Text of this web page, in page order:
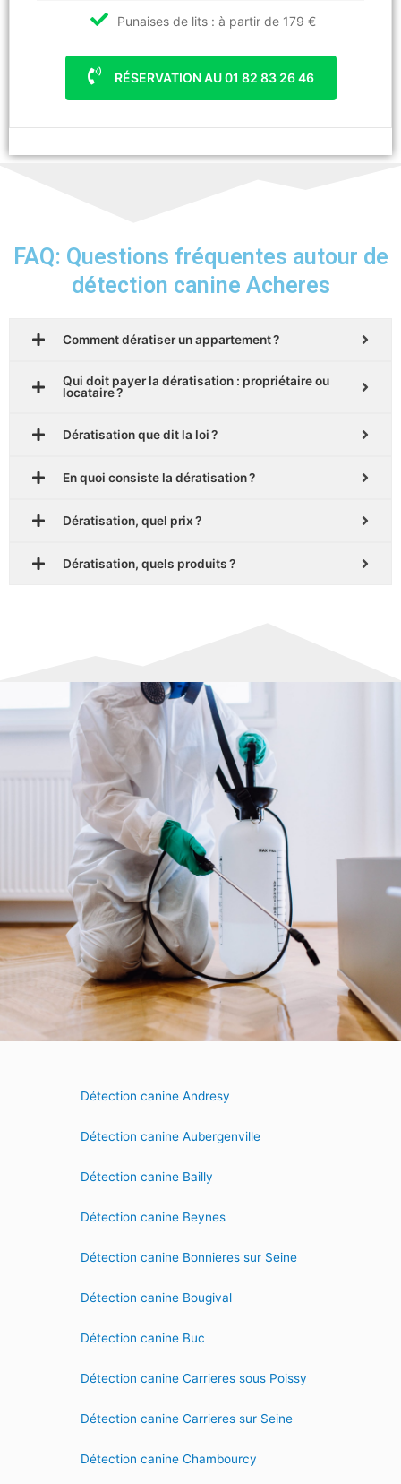
Punaises de lits : à partir de 179 €
RÉSERVATION AU 01 82 83 26 46
FAQ: Questions fréquentes autour de
détection canine Acheres
Comment dératiser un appartement ?
Qui doit payer la dératisation : propriétaire ou
locataire ?
Dératisation que dit la loi ?
En quoi consiste la dératisation ?
Dératisation, quel prix ?
Dératisation, quels produits ?
Détection canine Andresy
Détection canine Aubergenville
Détection canine Bailly
Détection canine Beynes
Détection canine Bonnieres sur Seine
Détection canine Bougival
Détection canine Buc
Détection canine Carrieres sous Poissy
Détection canine Carrieres sur Seine
Détection canine Chambourcy